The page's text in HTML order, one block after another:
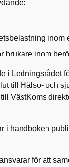
inom
brukare inom
i Ledningsrådet
till Hälso- och
VästKoms
i handboken
för att